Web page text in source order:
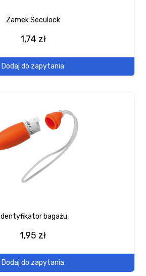
Zamek Seculock
1,74 zł
Dodaj do zapytania
Identyfikator bagażu
1,95 zł
Dodaj do zapytania